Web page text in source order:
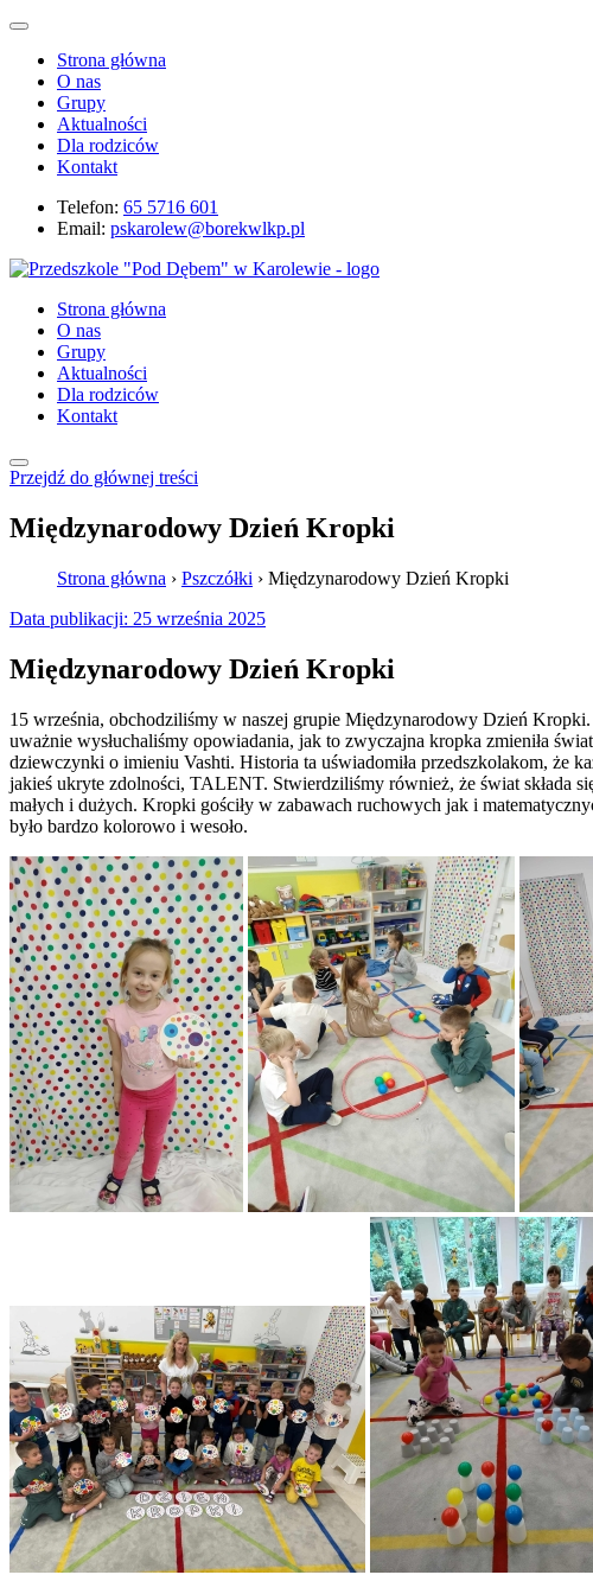
Strona główna
O nas
Grupy
Aktualności
Dla rodziców
Kontakt
Telefon: 65 5716 601
Email: pskarolew@borekwlkp.pl
Strona główna
O nas
Grupy
Aktualności
Dla rodziców
Kontakt
Przejdź do głównej treści
Międzynarodowy Dzień Kropki
Strona główna › Pszczółki › Międzynarodowy Dzień Kropki
Data publikacji: 25 września 2025
Międzynarodowy Dzień Kropki
15 września, obchodziliśmy w naszej grupie Międzynarodowy Dzień Kropki.
uważnie wysłuchaliśmy opowiadania, jak to zwyczajna kropka zmieniła świat
dziewczynki o imieniu Vashti. Historia ta uświadomiła przedszkolakom, że
jakieś ukryte zdolności, TALENT. Stwierdziliśmy również, że świat składa
małych i dużych. Kropki gościły w zabawach ruchowych jak i
było bardzo kolorowo i wesoło.